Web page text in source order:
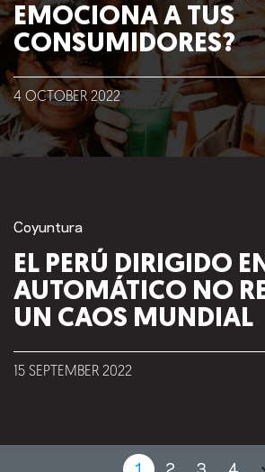
©2018 IMA GO!
EMOCIONA A TUS
CONSUMIDORES?
4 OCTOBER 2022
Coyuntura
EL PERÚ DIRIGIDO
AUTOMÁTICO NO
UN CAOS MUNDIAL
15 SEPTEMBER 2022